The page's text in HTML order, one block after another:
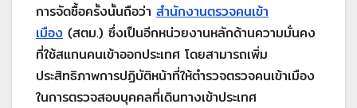
การจัดซื้อครั้งนั้นถือว่า สำนักงานตรวจคนเข้า
เมือง (สตม.) ซึ่งเป็นอีกหน่วยงานหลักด้านความมั่นคง
ที่ใช้สแกนคนเข้าออกประเทศ โดยสามารถเพิ่ม
ประสิทธิภาพการปฏิบัติหน้าที่ให้ตำรวจตรวจคนเข้าเมือง
ในการตรวจสอบบุคคลที่เดินทางเข้าประเทศ